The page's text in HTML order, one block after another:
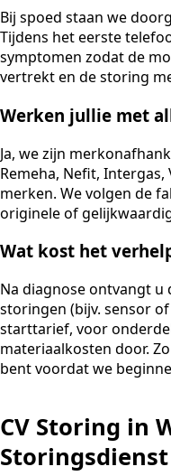
Bij spoed staan we
Tijdens het eerste
symptomen zodat de
vertrekt en de storing
Werken jullie met
Ja, we zijn
Remeha, Nefit,
merken. We volgen de
originele of
Wat kost het
Na diagnose ontvangt u
storingen (bijv. sensor
starttarief, voor
materiaalkosten door.
bent voordat we
CV Storing in
Storingsdienst